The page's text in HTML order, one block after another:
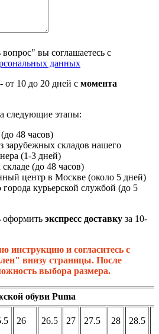
вы соглашаетесь с
данных
от 10 до 20 дней с момента
следующие этапы:
48 часов)
зарубежных складов нашего
(1-3 дней)
(до 48 часов)
центр в Москве (около 5 дней)
города курьерской службой (до 5
оформить экспресс доставку за 10-
инструкцию и согласитесь с
внизу страницы. После
выбора размера.
обуви Puma
26 26.5 27 27.5 28 28.5